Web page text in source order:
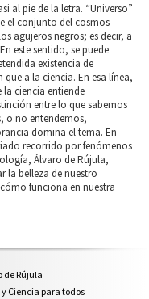
al pie de la letra. “Universo”
el conjunto del cosmos
agujeros negros; es decir, a
este sentido, se puede
existencia de
a la ciencia. En esa línea,
la ciencia entiende
entre lo que sabemos
o no entendemos,
domina el tema. En
recorrido por fenómenos
Álvaro de Rújula,
la belleza de nuestro
funciona en nuestra
de Rújula
Ciencia para todos